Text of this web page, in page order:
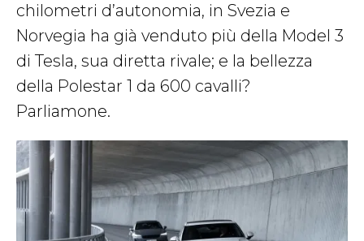
chilometri d’autonomia, in Svezia e
Norvegia ha già venduto più della Model 3
di Tesla, sua diretta rivale; e la bellezza
della Polestar 1 da 600 cavalli?
Parliamone.